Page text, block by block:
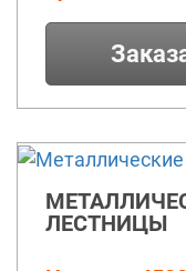
ЛЕСТНИЦЫ